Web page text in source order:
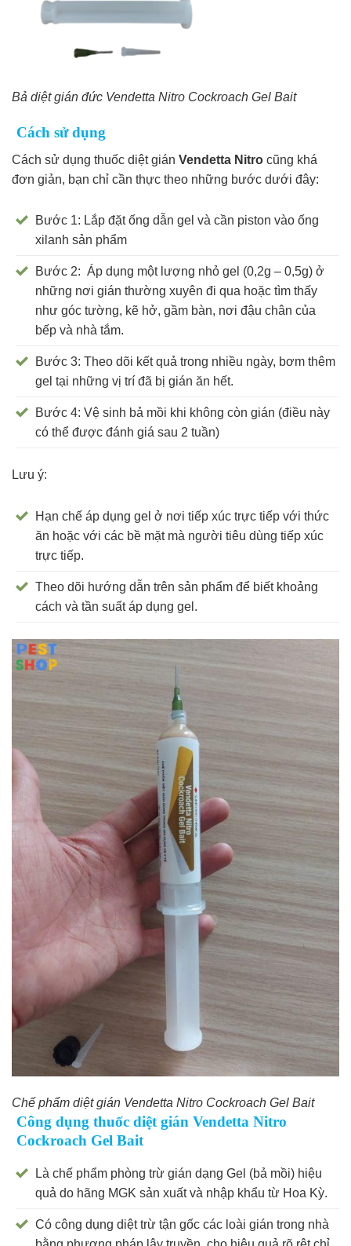
Bả diệt gián đức Vendetta Nitro Cockroach Gel Bait
Cách sử dụng
Cách sử dụng thuốc diệt gián Vendetta Nitro cũng khá
đơn giản, bạn chỉ cần thực theo những bước dưới đây:
Bước 1: Lắp đặt ống dẫn gel và cần piston vào ống
xilanh sản phẩm
Bước 2: Áp dụng một lượng nhỏ gel (0,2g – 0,5g) ở
những nơi gián thường xuyên đi qua hoặc tìm thấy
như góc tường, kẽ hở, gầm bàn, nơi đậu chân của
bếp và nhà tắm.
Bước 3: Theo dõi kết quả trong nhiều ngày, bơm thêm
gel tại những vị trí đã bị gián ăn hết.
Bước 4: Vệ sinh bả mồi khi không còn gián (điều này
có thể được đánh giá sau 2 tuần)
Lưu ý:
Hạn chế áp dụng gel ở nơi tiếp xúc trực tiếp với thức
ăn hoặc với các bề mặt mà người tiêu dùng tiếp xúc
trực tiếp.
Theo dõi hướng dẫn trên sản phẩm để biết khoảng
cách và tần suất áp dụng gel.
Chế phẩm diệt gián Vendetta Nitro Cockroach Gel Bait
Công dụng thuốc diệt gián Vendetta Nitro
Cockroach Gel Bait
Là chế phẩm phòng trừ gián dạng Gel (bả mồi) hiệu
quả do hãng MGK sản xuất và nhập khẩu từ Hoa Kỳ.
Có công dụng diệt trừ tận gốc các loài gián trong nhà